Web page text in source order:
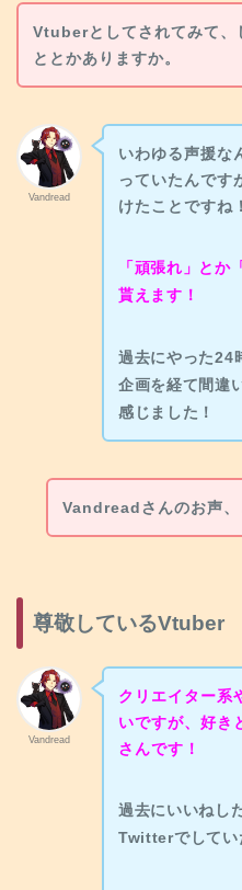
Vtuberとしてされてみて、
ととかありますか。
Vandread
いわゆる声援な
っていたんです
けたことですね！
「頑張れ」とか
貰えます！
過去にやった24
企画を経て間違
感じました！
Vandreadさんのお声、
尊敬しているVtuber
Vandread
クリエイター系
いですが、好き
さんです！
過去にいいねし
Twitterでしてい